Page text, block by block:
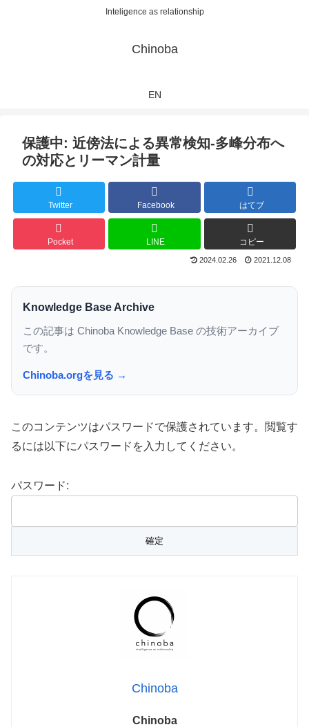
Inteligence as relationship
Chinoba
EN
保護中: 近傍法による異常検知-多峰分布へ
の対応とリーマン計量
Twitter Facebook はてブ
Pocket LINE コピー
2024.02.26 2021.12.08
Knowledge Base Archive
この記事は Chinoba Knowledge Base の技術アーカイブ
です。
Chinoba.orgを見る →
このコンテンツはパスワードで保護されています。閲覧す
るには以下にパスワードを入力してください。
パスワード:
Chinoba
Chinoba